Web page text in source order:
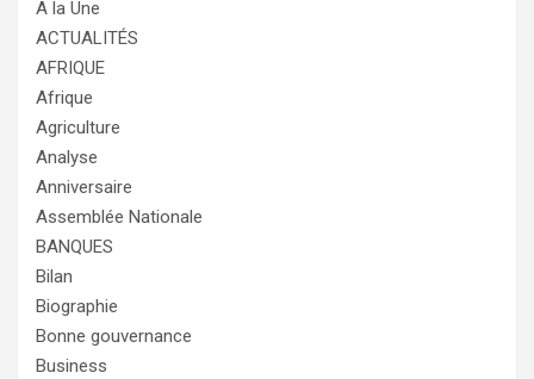
A la Une
ACTUALITÉS
AFRIQUE
Afrique
Agriculture
Analyse
Anniversaire
Assemblée Nationale
BANQUES
Bilan
Biographie
Bonne gouvernance
Business